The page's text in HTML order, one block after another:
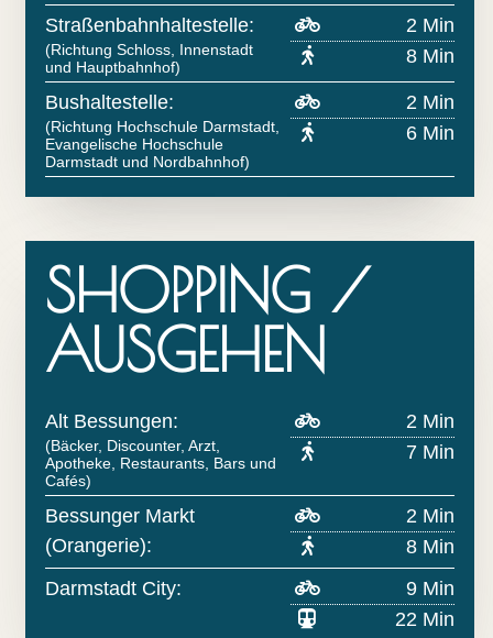
Straßenbahnhaltestelle:
(Richtung Schloss, Innenstadt
und Hauptbahnhof)
2 Min
8 Min
Bushaltestelle:
(Richtung Hochschule Darmstadt,
Evangelische Hochschule
Darmstadt und Nordbahnhof)
2 Min
6 Min
SHOPPING /
AUSGEHEN
Alt Bessungen:
(Bäcker, Discounter, Arzt,
Apotheke, Restaurants, Bars und
Cafés)
2 Min
7 Min
Bessunger Markt
(Orangerie):
2 Min
8 Min
Darmstadt City:
9 Min
22 Min